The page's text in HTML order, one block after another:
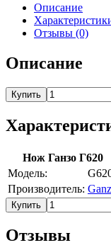
Описание
Отзывы (0)
Описание
Купить
Нож Ганзо Г620
Модель:
Производитель:
Купить
Отзывы